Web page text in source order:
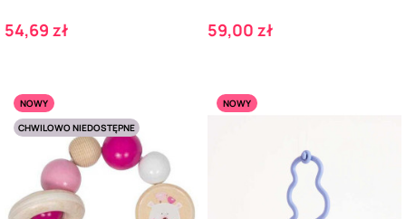
Cena
54,69 zł Cena
59,00 zł
NOWY
CHWILOWO NIEDOSTĘPNE
NOWY